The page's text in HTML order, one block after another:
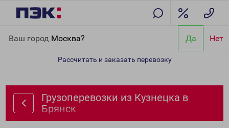
Ваш город Москва? Да Нет
Рассчитать и заказать перевозку
Грузоперевозки из Кузнецка в
Брянск